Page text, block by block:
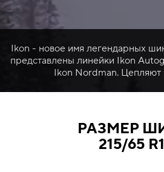
Ikon - новое имя легендарных
представлены линейки Ikon
Ikon Nordman. Цепляют
РАЗМЕР
215/65